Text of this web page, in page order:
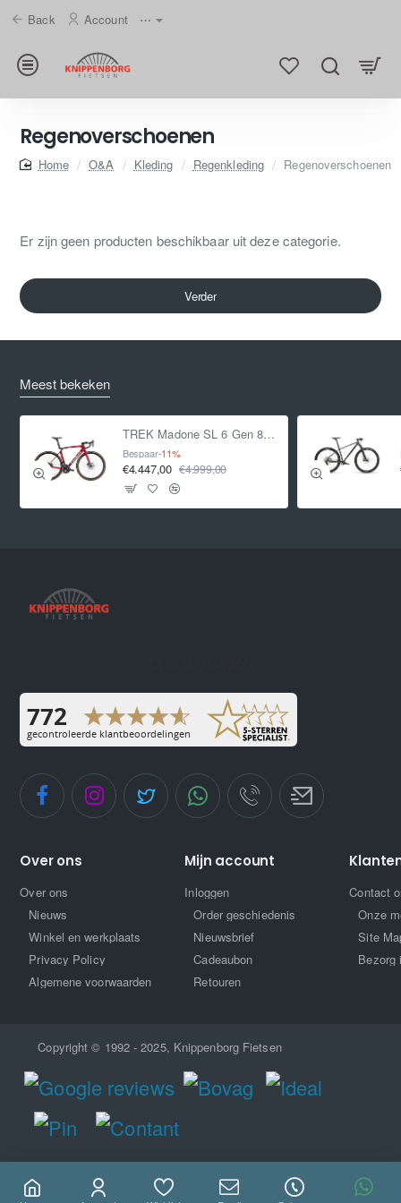
Back Account ⋯
Regenoverschoenen
homeO&A Kleding Regenkleding Regenoverschoenen
Er zijn geen producten beschikbaar uit deze categorie.
Verder
Meest bekeken
TREK Madone SL 6 Gen 8 CRIMSON L L 2025
Bespaar-11%
€4.447,00 €4.999,00
Over ons
Over ons
Nieuws
Winkel en werkplaats
Privacy Policy
Algemene voorwaarden
Mijn account
Inloggen
Order geschiedenis
Nieuwsbrief
Cadeaubon
Retouren
Contact
Onze
Site
Bezorg
Copyright © 1992 - 2025, Knippenborg Fietsen